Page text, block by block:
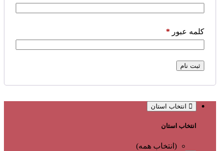
کلمه عبور *
ثبت نام
انتخاب استان
(انتخاب همه)